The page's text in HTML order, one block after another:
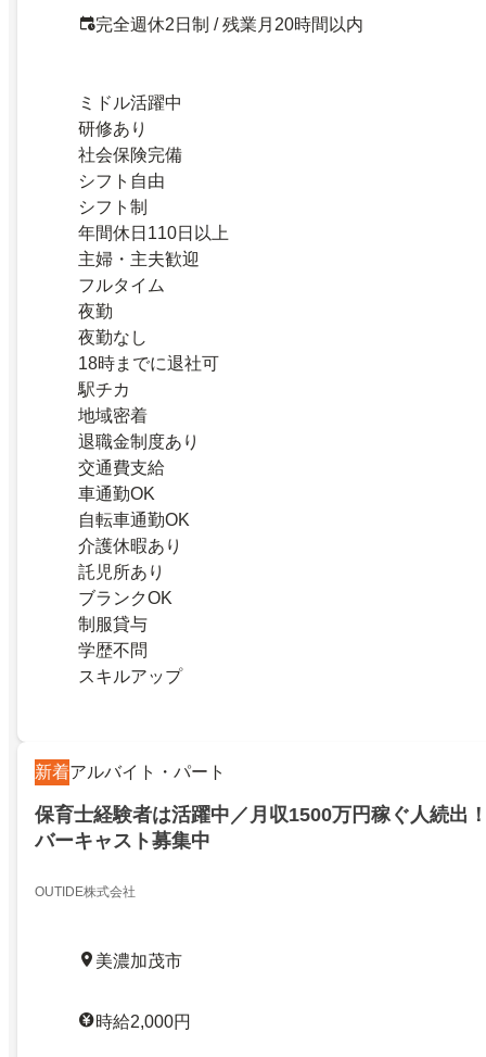
完全週休2日制 / 残業月20時間以内
ミドル活躍中
研修あり
社会保険完備
シフト自由
シフト制
年間休日110日以上
主婦・主夫歓迎
フルタイム
夜勤
夜勤なし
18時までに退社可
駅チカ
地域密着
退職金制度あり
交通費支給
車通勤OK
自転車通勤OK
介護休暇あり
託児所あり
ブランクOK
制服貸与
学歴不問
スキルアップ
新着アルバイト・パート
保育士経験者は活躍中／月収1500万円稼ぐ人続出
バーキャスト募集中
OUTIDE株式会社
美濃加茂市
時給2,000円